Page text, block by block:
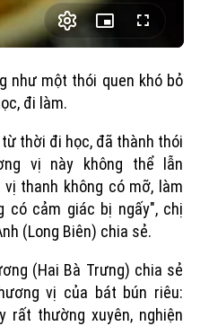
Picture-
in-
Fullscreen
như một thói quen khó bỏ
đi làm.
thời đi học, đã thành thói
vị này không thể lẫn
thanh không có mỡ, làm
có cảm giác bị ngấy", chị
(Long Biên) chia sẻ.
(Hai Bà Trưng) chia sẻ
vị của bát bún riêu:
rất thường xuyên, nghiện